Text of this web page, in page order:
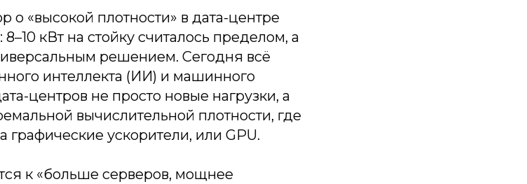
о «высокой плотности» в дата-центре
кВт на стойку считалось пределом, а
решением. Сегодня всё
интеллекта (ИИ) и машинного
центров не просто новые нагрузки, а
вычислительной плотности, где
ускорители, или GPU.
к «больше серверов, мощнее